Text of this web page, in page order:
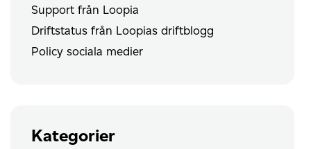
Support från Loopia
Driftstatus från Loopias driftblogg
Policy sociala medier
Kategorier